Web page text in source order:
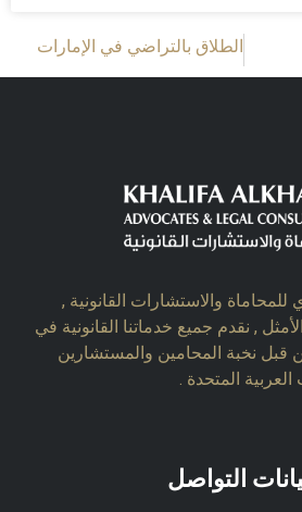
الطلاق بالتراضي في الإمارات
والاستشارات القانونية ,
, نقدم جميع خدماتنا القانونية في
قبل نخبة المحامين والمستشارين
المتحدة .
التواصل